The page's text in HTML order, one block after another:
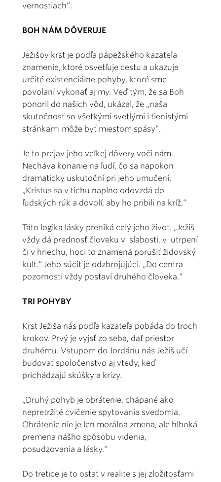
vernostiach“.
BOH NÁM DÔVERUJE
Ježišov krst je podľa pápežského kazateľa
znamenie, ktoré osvetľuje cestu a ukazuje
určité existenciálne pohyby, ktoré sme
povolaní vykonať aj my. Veď tým, že sa Boh
ponoril do našich vôd, ukázal, že „naša
skutočnosť so všetkými svetlými i tienistými
stránkami môže byť miestom spásy“.
Je to prejav jeho veľkej dôvery voči nám.
Necháva konanie na ľudí, čo sa napokon
dramaticky uskutoční pri jeho umučení.
„Kristus sa v tichu naplno odovzdá do
ľudských rúk a dovolí, aby ho pribili na kríž.“
Táto logika lásky preniká celý jeho život. „Ježiš
vždy dá prednosť človeku v slabosti, v utrpení
či v hriechu, hoci to znamená porušiť židovský
kult.“ Jeho súcit je odzbrojujúci. „Do centra
pozornosti vždy postaví druhého človeka.“
TRI POHYBY
Krst Ježiša nás podľa kazateľa pobáda do troch
krokov. Prvý je vyjsť zo seba, dať priestor
druhému. Vstupom do Jordánu nás Ježiš učí
budovať spoločenstvo aj vtedy, keď
prichádzajú skúšky a krízy.
„Druhý pohyb je obrátenie, chápané ako
nepretržité cvičenie spytovania svedomia.
Obrátenie nie je len morálna zmena, ale hlboká
premena nášho spôsobu videnia,
posudzovania a lásky.“
Do tretice je to ostať v realite s jej zložitosťami